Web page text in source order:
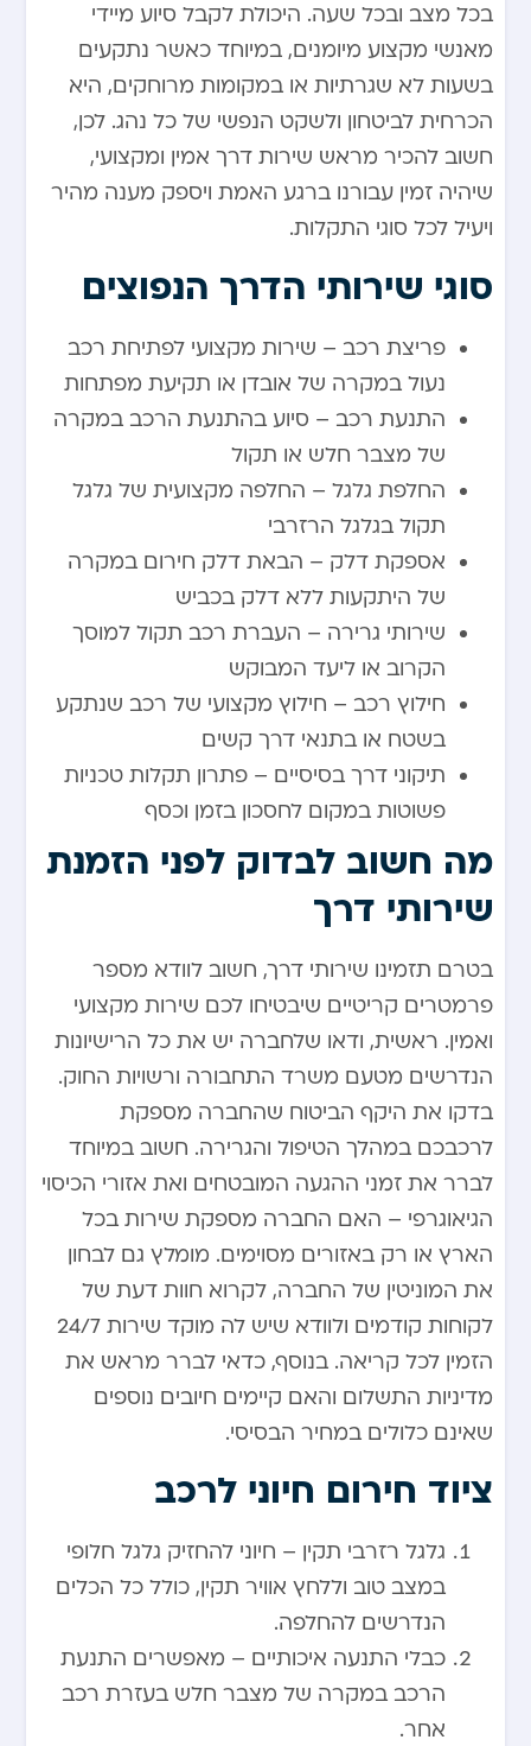
בכל מצב ובכל שעה. היכולת לקבל סיוע מיידי
מאנשי מקצוע מיומנים, במיוחד כאשר נתקעים
בשעות לא שגרתיות או במקומות מרוחקים, היא
הכרחית לביטחון ולשקט הנפשי של כל נהג. לכן,
חשוב להכיר מראש שירות דרך אמין ומקצועי,
שיהיה זמין עבורנו ברגע האמת ויספק מענה מהיר
ויעיל לכל סוגי התקלות.
סוגי שירותי הדרך הנפוצים
פריצת רכב – שירות מקצועי לפתיחת רכב
נעול במקרה של אובדן או תקיעת מפתחות
התנעת רכב – סיוע בהתנעת הרכב במקרה
של מצבר חלש או תקול
החלפת גלגל – החלפה מקצועית של גלגל
תקול בגלגל הרזרבי
אספקת דלק – הבאת דלק חירום במקרה
של היתקעות ללא דלק בכביש
שירותי גרירה – העברת רכב תקול למוסך
הקרוב או ליעד המבוקש
חילוץ רכב – חילוץ מקצועי של רכב שנתקע
בשטח או בתנאי דרך קשים
תיקוני דרך בסיסיים – פתרון תקלות טכניות
פשוטות במקום לחסכון בזמן וכסף
מה חשוב לבדוק לפני הזמנת
שירותי דרך
בטרם תזמינו שירותי דרך, חשוב לוודא מספר
פרמטרים קריטיים שיבטיחו לכם שירות מקצועי
ואמין. ראשית, ודאו שלחברה יש את כל הרישיונות
הנדרשים מטעם משרד התחבורה ורשויות החוק.
בדקו את היקף הביטוח שהחברה מספקת
לרכבכם במהלך הטיפול והגרירה. חשוב במיוחד
לברר את זמני ההגעה המובטחים ואת אזורי הכיסוי
הגיאוגרפי – האם החברה מספקת שירות בכל
הארץ או רק באזורים מסוימים. מומלץ גם לבחון
את המוניטין של החברה, לקרוא חוות דעת של
לקוחות קודמים ולוודא שיש לה מוקד שירות 24/7
הזמין לכל קריאה. בנוסף, כדאי לברר מראש את
מדיניות התשלום והאם קיימים חיובים נוספים
שאינם כלולים במחיר הבסיסי.
ציוד חירום חיוני לרכב
גלגל רזרבי תקין – חיוני להחזיק גלגל חלופי
במצב טוב וללחץ אוויר תקין, כולל כל הכלים
הנדרשים להחלפה.
כבלי התנעה איכותיים – מאפשרים התנעת
הרכב במקרה של מצבר חלש בעזרת רכב
אחר.